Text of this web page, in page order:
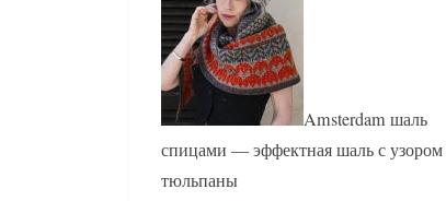
Amsterdam шаль
спицами — эффектная шаль с узором
тюльпаны